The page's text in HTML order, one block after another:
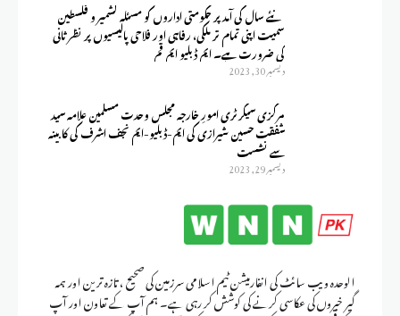
الوحدہ ویب سائٹ کی انفارمیشن ٹیم اسلامی سرزمین کی صحیح ، تازہ ترین اور ہمہ
گیر خبروں کی عکاسی کرنے کی کوشش کر رہی ہے۔ ہم آپ کے تعاون اور آپ
نئے سال کی آمد پر حکومتی اداروں کو مسئلہ کشمیر و فلسطین
سمیت اپنی تمام تر ملکی، رفاہی اور فلاحی پالیسیوں پر نظر ثانی
کی ضرورت ہے۔ ایم ڈبلیو ایم قم
ديسمبر 30, 2023
مرکزی سیکرٹری امورِ خارجہ مجلس وحدت مسلمین علامہ سید
شفقت حسین شیرازی کی ایم-ڈبلیو-ایم نجف اشرف کی کابینہ
سے نشست
ديسمبر 29, 2023